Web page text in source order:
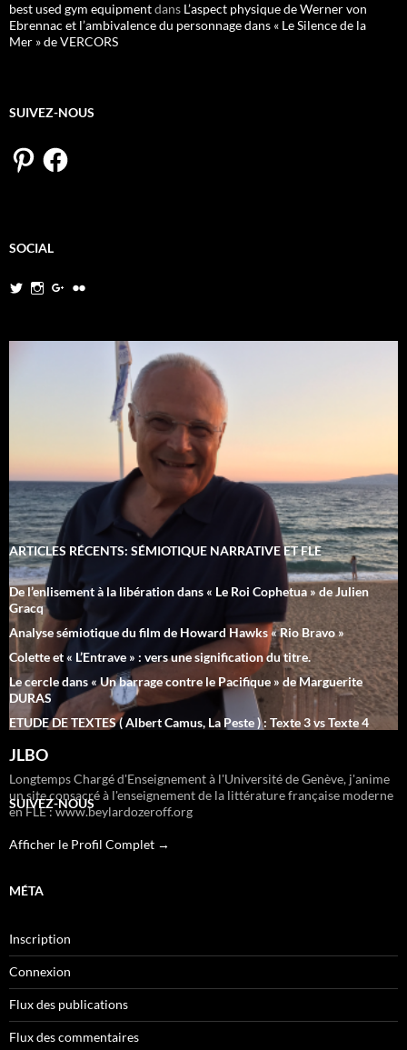
best used gym equipmentdans L’aspect physique de Werner von
Ebrennac et l’ambivalence du personnage dans « Le Silence de la
Mer » de VERCORS
SUIVEZ-NOUS
PinterestFacebook
SOCIAL
TwitterInstagram
Google+
JLBO
Longtemps Chargé d'Enseignement à l'Université de Genève, j'anime
un site consacré à l'enseignement de la littérature française moderne
en FLE : www.beylardozeroff.org
Afficher le Profil Complet →
ARTICLES RÉCENTS: SÉMIOTIQUE NARRATIVE ET FLE
De l’enlisement à la libération dans « Le Roi Cophetua » de Julien
Gracq
Analyse sémiotique du film de Howard Hawks « Rio Bravo »
Colette et « L’Entrave » : vers une signification du titre.
Le cercle dans « Un barrage contre le Pacifique » de Marguerite
DURAS
ETUDE DE TEXTES ( Albert Camus, La Peste ) : Texte 3 vs Texte 4
SUIVEZ-NOUS
MÉTA
Inscription
Connexion
Flux des publications
Flux des commentaires